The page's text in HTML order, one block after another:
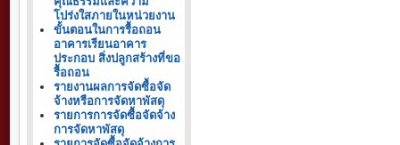
โปร่งใสภายในหน่วยงาน
ขั้นตอนในการรื้อถอน
อาคารเรียนอาคาร
ประกอบ สิ่งปลูกสร้างที่ขอ
รื้อถอน
รายงานผลการจัดซื้อจัด
จ้างหรือการจัดหาพัสดุ
รายการการจัดซื้อจัดจ้าง
การจัดหาพัสดุ